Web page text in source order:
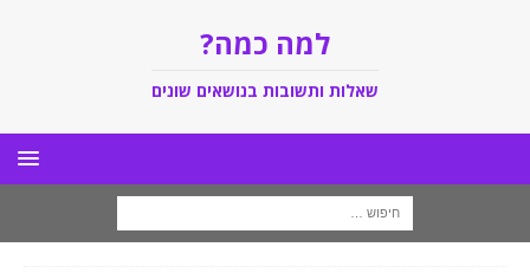
למה כמה?
שאלות ותשובות בנושאים שונים